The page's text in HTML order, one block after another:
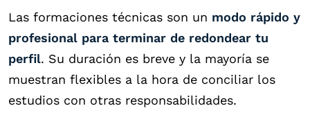
Las formaciones técnicas son un modo rápido y
profesional para terminar de redondear tu
perfil. Su duración es breve y la mayoría se
muestran flexibles a la hora de conciliar los
estudios con otras responsabilidades.